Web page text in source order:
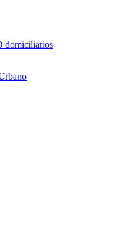
domiciliarios